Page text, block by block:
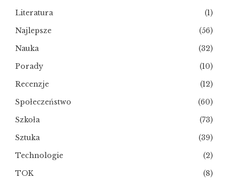
Literatura
(1)
Najlepsze
(56)
Nauka
(32)
Porady
(10)
Recenzje
(12)
Społeczeństwo
(60)
Szkoła
(73)
Sztuka
(39)
Technologie
(2)
TOK
(8)